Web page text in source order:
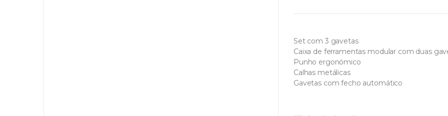
Set com 3 gavetas
Caixa de ferramentas modular com duas
Punho ergonómico
Calhas metálicas
Gavetas com fecho automático